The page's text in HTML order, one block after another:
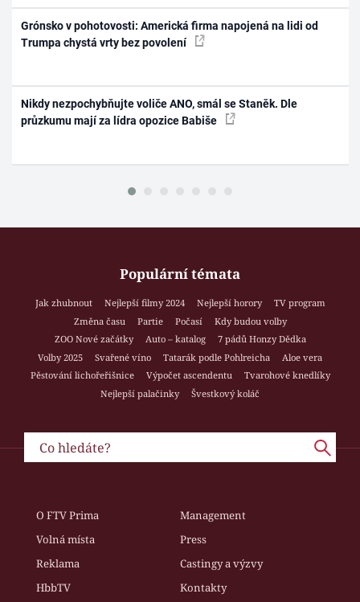
Grónsko v pohotovosti: Americká firma napojená na lidi od
Trumpa chystá vrty bez povolení
Nikdy nezpochybňujte voliče ANO, smál se Staněk. Dle
průzkumu mají za lídra opozice Babiše
Populární témata
Jak zhubnout Nejlepší filmy 2024 Nejlepší horory
TV program
Změna času
Partie Počasí
Kdy budou volby
ZOO Nové začátky
Auto – katalog
7 pádů Honzy Dědka
Volby 2025
Svařené víno Tatarák podle Pohlreicha
Aloe vera
Pěstování lichořeřišnice
Výpočet ascendentu
Tvarohové knedlíky
Nejlepší palačinky
Švestkový koláč
O FTV Prima
Management
Volná místa
Press
Reklama
Castingy a výzvy
HbbTV
Kontakty